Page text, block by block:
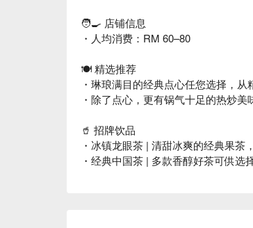
🧑‍🍳 店铺信息
・人均消费：RM 60–80
🍽️ 精选推荐
・琳琅满目的经典点心任您选择，从
・除了点心，更有锅气十足的热炒
🥤 招牌饮品
・冰镇龙眼茶 | 清甜冰爽的经典果茶
・经典中国茶 | 多款香醇好茶可供选